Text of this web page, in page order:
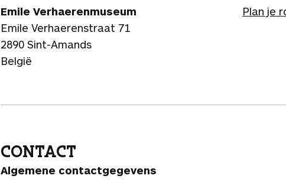
Emile Verhaerenmuseum
Emile Verhaerenstraat 71
2890 Sint-Amands
België
Plan je
CONTACT
Algemene contactgegevens